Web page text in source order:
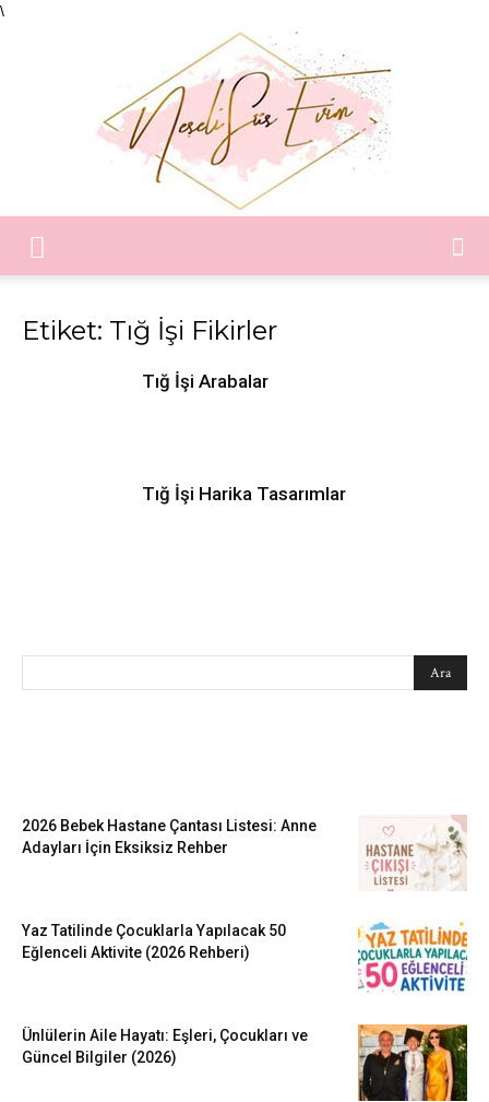
\
Etiket: Tığ İşi Fikirler
Tığ İşi Arabalar
Tığ İşi Harika Tasarımlar
2026 Bebek Hastane Çantası Listesi: Anne
Adayları İçin Eksiksiz Rehber
Yaz Tatilinde Çocuklarla Yapılacak 50
Eğlenceli Aktivite (2026 Rehberi)
Ünlülerin Aile Hayatı: Eşleri, Çocukları ve
Güncel Bilgiler (2026)